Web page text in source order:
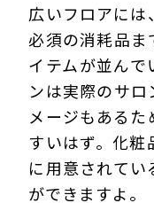
広いフロアには
必須の消耗品ま
イテムが並んで
ンは実際のサ
メージもある
すいはず。化
に用意されてい
ができますよ。